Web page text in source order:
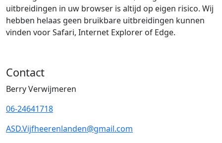
uitbreidingen in uw browser is altijd op eigen risico. Wij
hebben helaas geen bruikbare uitbreidingen kunnen
vinden voor Safari, Internet Explorer of Edge.
Contact
Berry Verwijmeren
06-24641718
ASD.Vijfheerenlanden@gmail.com